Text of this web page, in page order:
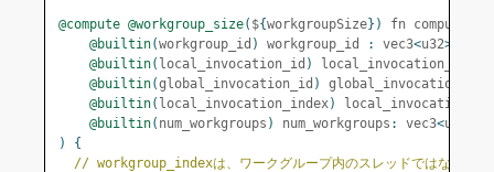
@compute @workgroup_size( ${workgroupSize})
fn
@builtin(workgroup_id ) workgroup_id : vec3<u32>,
@builtin( local_invocation_id ) local_invocation_id
@builtin(global_invocation_id ) global_invocation_id
@builtin( local_invocation_index)
@builtin( num_workgroups ) num_workgroups : vec3<u32
)
{
// workgroup_indexは、ワークグループ内のスレッドではなく、